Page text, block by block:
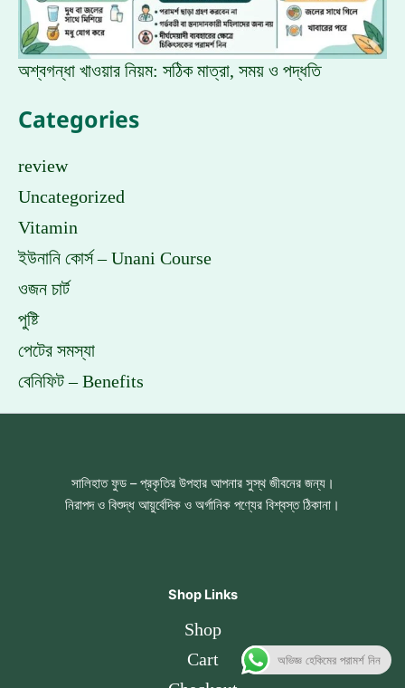
অশ্বগন্ধা খাওয়ার নিয়ম: সঠিক মাত্রা, সময় ও পদ্ধতি
Categories
review
Uncategorized
Vitamin
ইউনানি কোর্স – Unani Course
ওজন চার্ট
পুষ্টি
পেটের সমস্যা
বেনিফিট – Benefits
সালিহাত ফুড – প্রকৃতির উপহার আপনার সুস্থ জীবনের জন্য।
নিরাপদ ও বিশুদ্ধ আয়ুর্বেদিক ও অর্গানিক পণ্যের বিশ্বস্ত ঠিকানা।
Shop Links
Shop
Cart
অভিজ্ঞ হেকিমের পরামর্শ নিন